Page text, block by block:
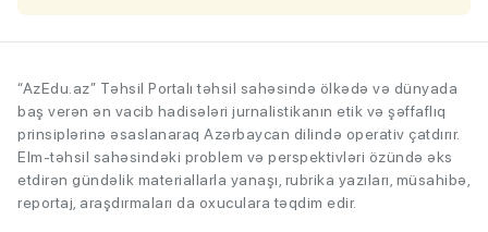
“AzEdu.az” Təhsil Portalı təhsil sahəsində ölkədə və dünyada
baş verən ən vacib hadisələri jurnalistikanın etik və şəffaflıq
prinsiplərinə əsaslanaraq Azərbaycan dilində operativ çatdırır.
Elm-təhsil sahəsindəki problem və perspektivləri özündə əks
etdirən gündəlik materiallarla yanaşı, rubrika yazıları, müsahibə,
reportaj, araşdırmaları da oxuculara təqdim edir.